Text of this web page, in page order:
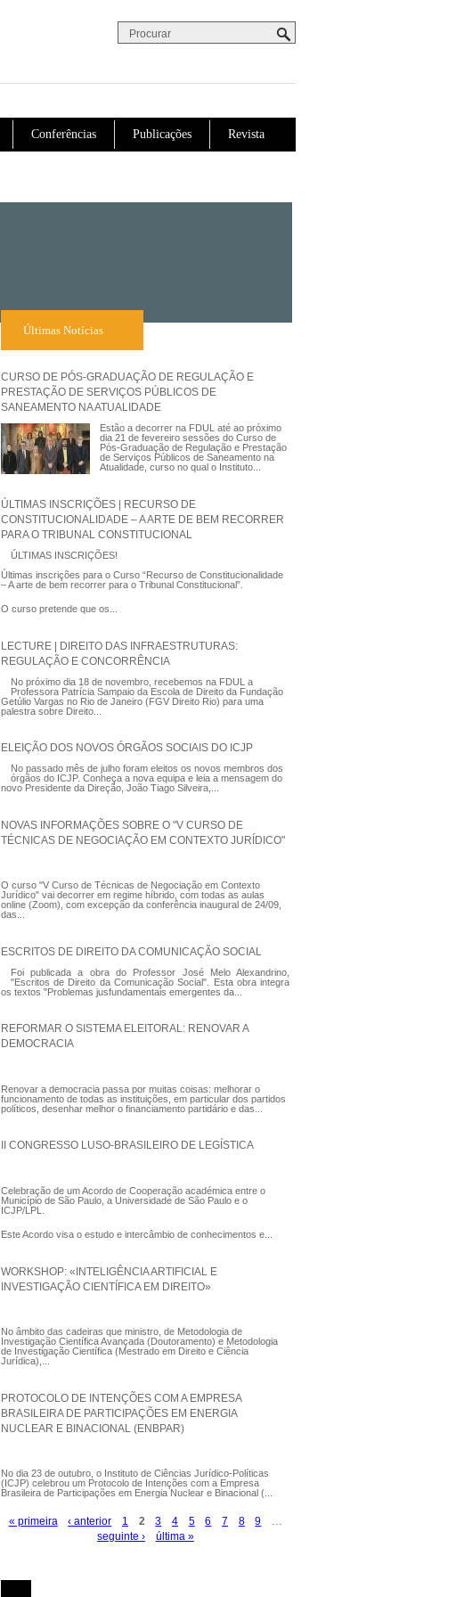
Formulário de procura
Revista
Publicações
Conferências
Últimas Notícias
CURSO DE PÓS-GRADUAÇÃO DE REGULAÇÃO E
PRESTAÇÃO DE SERVIÇOS PÚBLICOS DE
SANEAMENTO NA ATUALIDADE
Estão a decorrer na FDUL até ao próximo
dia 21 de fevereiro sessões do Curso de
Pós-Graduação de Regulação e Prestação
de Serviços Públicos de Saneamento na
Atualidade, curso no qual o Instituto...
ÚLTIMAS INSCRIÇÕES | RECURSO DE
CONSTITUCIONALIDADE – A ARTE DE BEM RECORRER
PARA O TRIBUNAL CONSTITUCIONAL
ÚLTIMAS INSCRIÇÕES!
Últimas inscrições para o Curso “Recurso de Constitucionalidade
– A arte de bem recorrer para o Tribunal Constitucional”.
O curso pretende que os...
LECTURE | DIREITO DAS INFRAESTRUTURAS:
REGULAÇÃO E CONCORRÊNCIA
No próximo dia 18 de novembro, recebemos na FDUL a
Professora Patrícia Sampaio da Escola de Direito da Fundação
Getúlio Vargas no Rio de Janeiro (FGV Direito Rio) para uma
palestra sobre Direito...
ELEIÇÃO DOS NOVOS ÓRGÃOS SOCIAIS DO ICJP
No passado mês de julho foram eleitos os novos membros dos
órgãos do ICJP. Conheça a nova equipa e leia a mensagem do
novo Presidente da Direção, João Tiago Silveira,...
NOVAS INFORMAÇÕES SOBRE O "V CURSO DE
TÉCNICAS DE NEGOCIAÇÃO EM CONTEXTO JURÍDICO"
O curso "V Curso de Técnicas de Negociação em Contexto
Jurídico" vai decorrer em regime híbrido, com todas as aulas
online (Zoom), com excepção da conferência inaugural de 24/09,
das...
ESCRITOS DE DIREITO DA COMUNICAÇÃO SOCIAL
Foi publicada a obra do Professor José Melo Alexandrino,
"Escritos de Direito da Comunicação Social". Esta obra integra
os textos "Problemas jusfundamentais emergentes da...
REFORMAR O SISTEMA ELEITORAL: RENOVAR A
DEMOCRACIA
Renovar a democracia passa por muitas coisas: melhorar o
funcionamento de todas as instituições, em particular dos partidos
políticos, desenhar melhor o financiamento partidário e das...
II CONGRESSO LUSO-BRASILEIRO DE LEGÍSTICA
Celebração de um Acordo de Cooperação académica entre o
Município de São Paulo, a Universidade de São Paulo e o
ICJP/LPL.
Este Acordo visa o estudo e intercâmbio de conhecimentos e...
WORKSHOP: «INTELIGÊNCIA ARTIFICIAL E
INVESTIGAÇÃO CIENTÍFICA EM DIREITO»
No âmbito das cadeiras que ministro, de Metodologia de
Investigação Científica Avançada (Doutoramento) e Metodologia
de Investigação Científica (Mestrado em Direito e Ciência
Jurídica),...
PROTOCOLO DE INTENÇÕES COM A EMPRESA
BRASILEIRA DE PARTICIPAÇÕES EM ENERGIA
NUCLEAR E BINACIONAL (ENBPAR)
No dia 23 de outubro, o Instituto de Ciências Jurídico-Políticas
(ICJP) celebrou um Protocolo de Intenções com a Empresa
Brasileira de Participações em Energia Nuclear e Binacional (...
Páginas
« primeira ‹ anterior 1 2 3 4 5 6 7 8 9
seguinte ›
última »